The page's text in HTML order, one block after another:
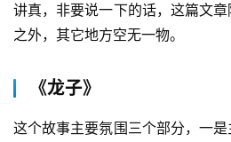
讲真，非要说一下的话，这篇文
之外，其它地方空无一物。
《龙子》
这个故事主要氛围三个部分，一